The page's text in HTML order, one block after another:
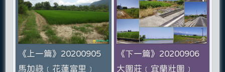
《上一篇》20200905
馬加祿﹝花蓮富里﹞
《下一篇》20200906
大圍莊﹝宜蘭壯圍﹞